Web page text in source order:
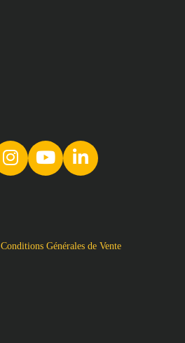
Conditions Générales de Vente